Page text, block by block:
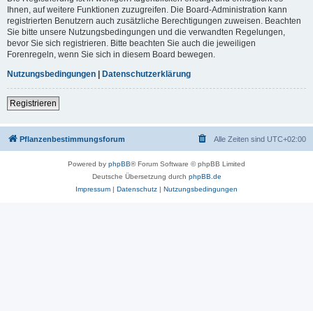
Ihnen, auf weitere Funktionen zuzugreifen. Die Board-Administration kann
registrierten Benutzern auch zusätzliche Berechtigungen zuweisen. Beachten
Sie bitte unsere Nutzungsbedingungen und die verwandten Regelungen,
bevor Sie sich registrieren. Bitte beachten Sie auch die jeweiligen
Forenregeln, wenn Sie sich in diesem Board bewegen.
Nutzungsbedingungen | Datenschutzerklärung
Registrieren
Pflanzenbestimmungsforum Alle Zeiten sind UTC+02:00
Powered by phpBB® Forum Software © phpBB Limited
Deutsche Übersetzung durch phpBB.de
Impressum | Datenschutz | Nutzungsbedingungen